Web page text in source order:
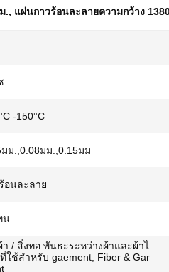
., แผ่นกาวร้อนละลายความกว้าง
-150°C
มม.,0.08มม.,0.15มม
อนละลาย
น
า / สิ่งทอ พันธะระหว่างผ้าและผ้าไ
ใช้สำหรับ gaement, Fiber & Gar